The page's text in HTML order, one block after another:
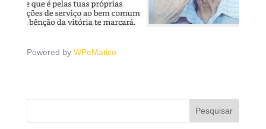
Powered by WPeMatico